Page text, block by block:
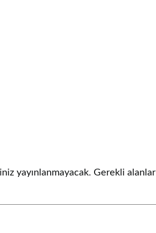
yayınlanmayacak. Gerekli alanlar